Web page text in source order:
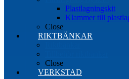
Plastlagningskit
Klammer till
Close
RIKTBÄNKAR
Close
VERKSTAD